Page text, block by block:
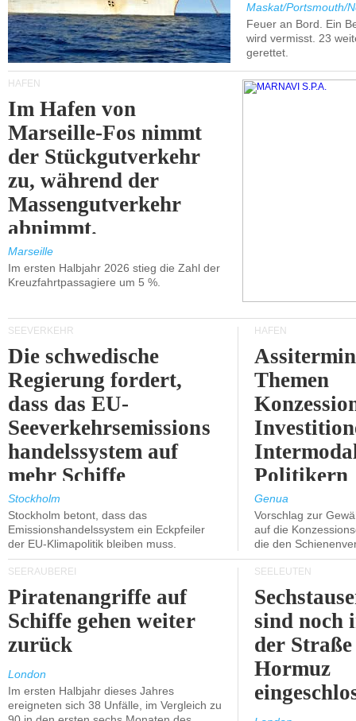
Maskat/Portsmouth/
Feuer an Bord. Ein
wird vermisst. 23
gerettet.
HÄFEN
Im Hafen von
Marseille-Fos nimmt
der Stückgutverkehr
zu, während der
Massengutverkehr
abnimmt.
Marseille
Im ersten Halbjahr 2026 stieg die Zahl der
Kreuzfahrtpassagiere um 5 %.
SEEVERKEHR
Die schwedische
Regierung fordert,
dass das EU-
Seeverkehrsemissions
handelssystem auf
mehr Schiffe
ausgeweitet wird.
Stockholm
Stockholm betont, dass das
Emissionshandelssystem ein Eckpfeiler
der EU-Klimapolitik bleiben muss.
HÄFEN
Themen
Politikern
Genua
Vorschlag zur
auf die
die den
SEERÄUBEREI
Piratenangriffe auf
Schiffe gehen weiter
zurück
London
Im ersten Halbjahr dieses Jahres
ereigneten sich 38 Unfälle, im Vergleich zu
SEELEUTEN
sind noch
der
Hormuz